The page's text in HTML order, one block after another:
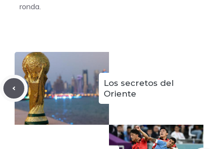
ronda.
Los secretos del
Oriente